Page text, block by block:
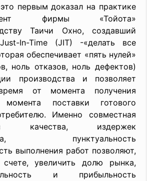
первым доказал на практике
фирмы «Тойота»
Таичи Охно, создавший
In-Time (JIT) -«делать все
обеспечивает «пять нулей»
ноль отказов, ноль дефектов)
производства и позволяет
от момента получения
поставки готового
Именно совместная
качества, издержек
пунктуальность
выполнения работ позволяют,
увеличить долю рынка,
и прибыльность